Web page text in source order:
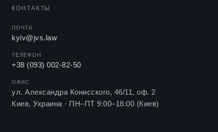
КОНТАКТЫ
ПОЧТА
kyiv@jvs.law
ТЕЛЕФОН
+38 (093) 002-82-50
ОФИС
ул. Александра Конисского, 46/11, оф. 2
Киев, Украина · ПН–ПТ 9:00–18:00 (Киев)